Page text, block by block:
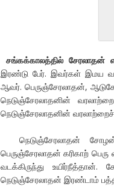
சங்கக்காலத்தில்
இரண்டு பேர். இவர்கள் இமய
ஆவர். பெருஞ்சேரலாதன்,
நெடுஞ்சேரலாதனின்
நெடுஞ்சேரலாதனின்
நெடுஞ்சேரலாதன் சோழன்
பெருஞ்சேரலாதன் கரிகாற்
வடக்கிருந்து உயிர்நீத்தான்.
நெடுஞ்சேரலாதன் இரண்டாம்